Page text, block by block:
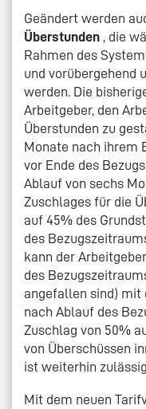
Geändert werden
Überstunden , die
Rahmen des
und vorübergehend
werden. Die
Arbeitgeber, den
Überstunden zu
Monate nach ihrem
vor Ende des
Ablauf von sechs
Zuschlages für die
auf 45% des
des
kann der
des
angefallen sind) mit
nach Ablauf des
Zuschlag von 50%
von Überschüssen
ist weiterhin zulässig.
Mit dem neuen